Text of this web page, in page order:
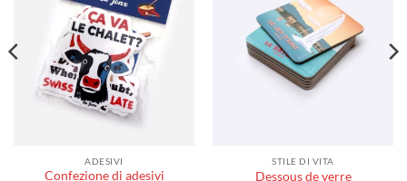
ADESIVI
Confezione di adesivi
STILE DI VITA
Dessous de verre